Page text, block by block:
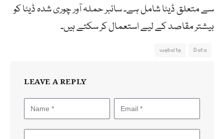
سے متعلق ڈیٹا شامل ہے۔ سائبر حملہ آور چوری شدہ ڈیٹا کو
بیشتر مقاصد کے لیے استعمال کر سکتے ہیں۔
Data
website
LEAVE A REPLY